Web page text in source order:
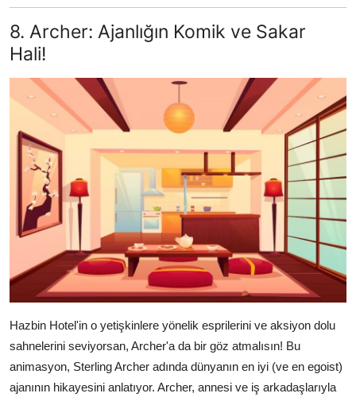
8. Archer: Ajanlığın Komik ve Sakar
Hali!
Hazbin Hotel'in o yetişkinlere yönelik esprilerini ve aksiyon dolu
sahnelerini seviyorsan, Archer'a da bir göz atmalısın! Bu
animasyon, Sterling Archer adında dünyanın en iyi (ve en egoist)
ajanının hikayesini anlatıyor. Archer, annesi ve iş arkadaşlarıyla